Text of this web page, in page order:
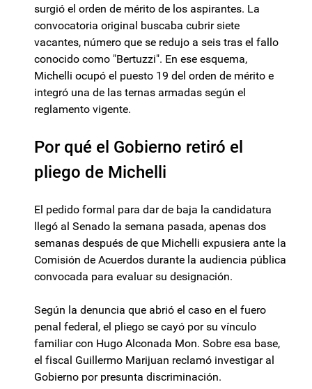
surgió el orden de mérito de los aspirantes. La
convocatoria original buscaba cubrir siete
vacantes, número que se redujo a seis tras el fallo
conocido como "Bertuzzi". En ese esquema,
Michelli ocupó el puesto 19 del orden de mérito e
integró una de las ternas armadas según el
reglamento vigente.
Por qué el Gobierno retiró el
pliego de Michelli
El pedido formal para dar de baja la candidatura
llegó al Senado la semana pasada, apenas dos
semanas después de que Michelli expusiera ante la
Comisión de Acuerdos durante la audiencia pública
convocada para evaluar su designación.
Según la denuncia que abrió el caso en el fuero
penal federal, el pliego se cayó por su vínculo
familiar con Hugo Alconada Mon. Sobre esa base,
el fiscal Guillermo Marijuan reclamó investigar al
Gobierno por presunta discriminación.